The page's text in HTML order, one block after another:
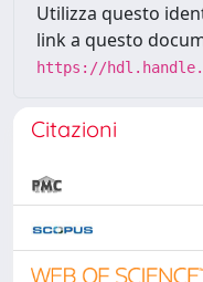
Utilizza questo
link a questo
https://
Citazioni